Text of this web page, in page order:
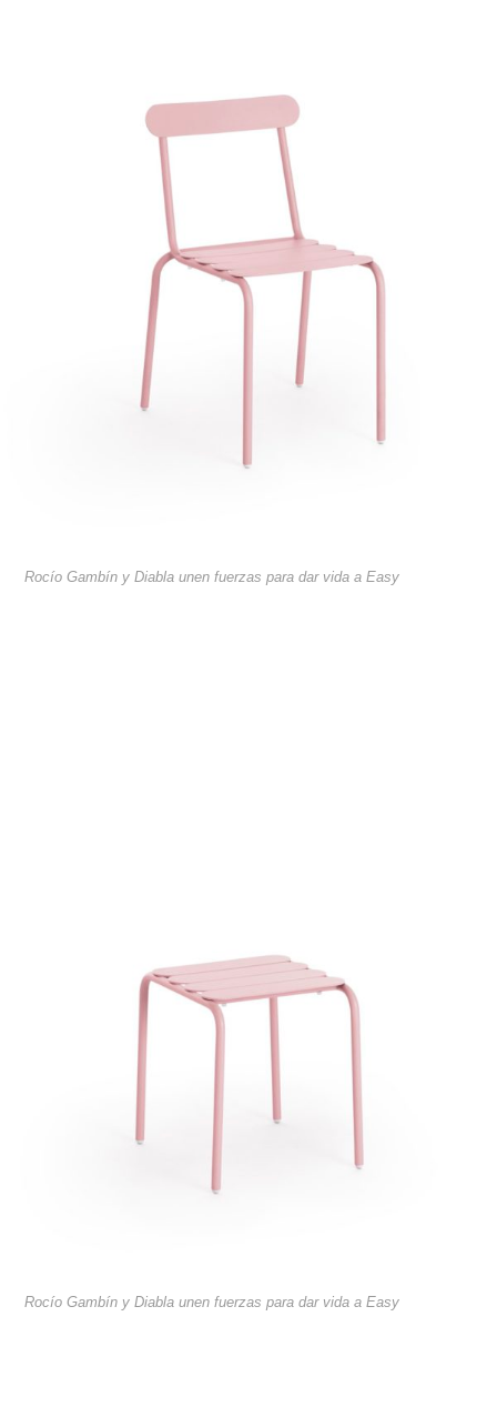
Rocío Gambín y Diabla unen fuerzas para dar vida a Easy
Rocío Gambín y Diabla unen fuerzas para dar vida a Easy